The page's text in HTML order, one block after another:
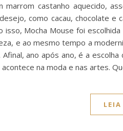
marrom castanho aquecido,
como cacau, chocolate
Mocha Mouse foi
e ao mesmo tempo a
Afinal, ano após ano, é a
na moda e nas artes.